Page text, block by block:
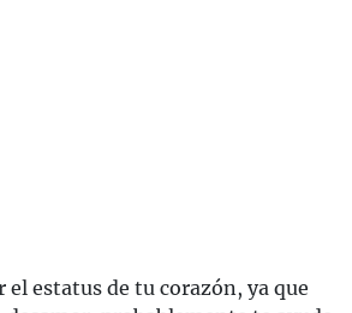
estatus de tu corazón, ya que